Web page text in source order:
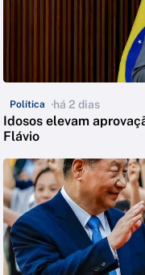
Política há 2 dias
Idosos elevam
Flávio